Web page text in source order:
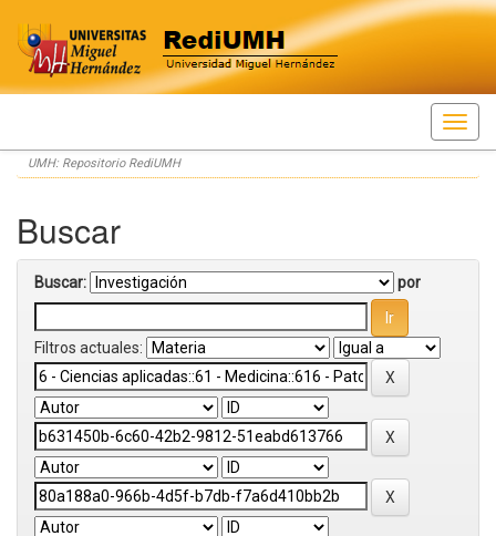
Skip
navigation
UMH: Repositorio RediUMH
Buscar
Buscar: por
Filtros actuales: